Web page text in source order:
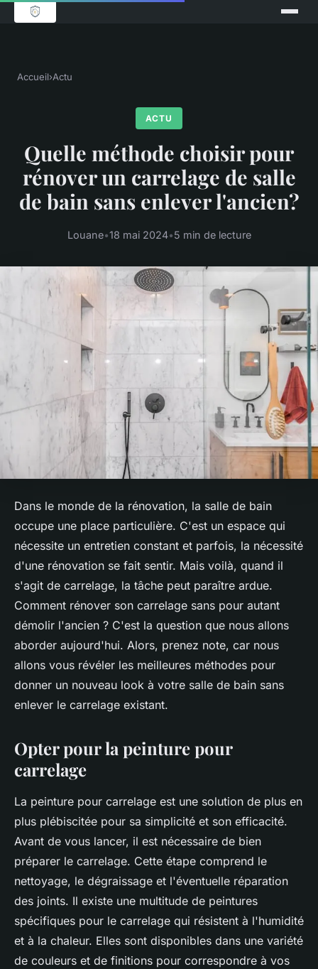
Accueil›Actu
ACTU
Quelle méthode choisir pour
rénover un carrelage de salle
de bain sans enlever l'ancien?
Louane•18 mai 2024•5 min de lecture
Dans le monde de la rénovation, la salle de bain
occupe une place particulière. C'est un espace qui
nécessite un entretien constant et parfois, la nécessité
d'une rénovation se fait sentir. Mais voilà, quand il
s'agit de carrelage, la tâche peut paraître ardue.
Comment rénover son carrelage sans pour autant
démolir l'ancien ? C'est la question que nous allons
aborder aujourd'hui. Alors, prenez note, car nous
allons vous révéler les meilleures méthodes pour
donner un nouveau look à votre salle de bain sans
enlever le carrelage existant.
Opter pour la peinture pour
carrelage
La peinture pour carrelage est une solution de plus en
plus plébiscitée pour sa simplicité et son efficacité.
Avant de vous lancer, il est nécessaire de bien
préparer le carrelage. Cette étape comprend le
nettoyage, le dégraissage et l'éventuelle réparation
des joints. Il existe une multitude de peintures
spécifiques pour le carrelage qui résistent à l'humidité
et à la chaleur. Elles sont disponibles dans une variété
de couleurs et de finitions pour correspondre à vos